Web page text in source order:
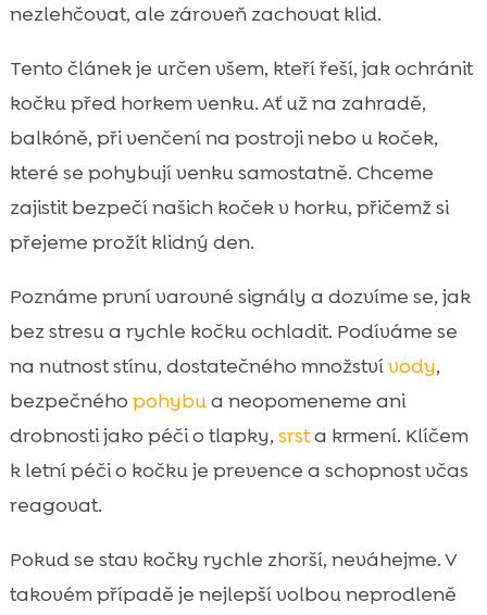
Ochrana tlapek, srsti a kůže v letních
podmínkách
Letní krmení a energie: jak upravit porce v
horkých dnech
CricksyCat: vhodná volba krmiva pro léto i
citlivé kočky
 Čistota a komfort v létě: Purrfect Life stelivo
a kontrola zápachu
a bodnutí hmyzem
 Bezpečné cestování a pobyt na zahradě
během veder
 Závěr
 FAQ
nezlehčovat, ale zároveň zachovat klid.
Tento článek je určen všem, kteří řeší, jak ochránit
kočku před horkem venku. Ať už na zahradě,
balkóně, při venčení na postroji nebo u koček,
které se pohybují venku samostatně. Chceme
zajistit bezpečí našich koček v horku, přičemž si
přejeme prožít klidný den.
Poznáme první varovné signály a dozvíme se, jak
bez stresu a rychle kočku ochladit. Podíváme se
na nutnost stínu, dostatečného množstvívody,
bezpečného pohybua neopomeneme ani
drobnosti jako péči o tlapky, srsta krmení. Klíčem
k letní péči o kočku je prevence a schopnost včas
reagovat.
Pokud se stav kočky rychle zhorší, neváhejme. V
takovém případě je nejlepší volbou neprodleně